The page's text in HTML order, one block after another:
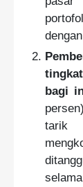
bagi
tarik